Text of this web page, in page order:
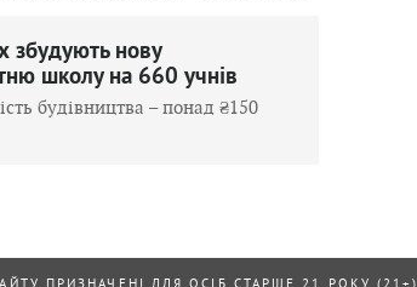
збудують нову
школу на 660 учнів
будівництва – понад ₴150
ПРИЗНАЧЕНІ ДЛЯ ОСІБ СТАРШЕ 21 РОКУ (21+)